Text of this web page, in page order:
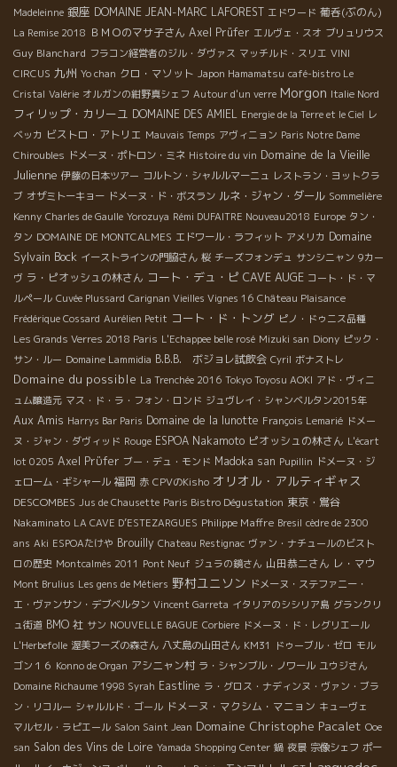
Madeleinne 銀座 DOMAINE JEAN-MARC LAFOREST エドワード 葡呑(ぶのん)
La Remise 2018 ＢＭＯのマサ子さん Axel Prüfer エルヴェ・スオ ブリュリウス
Guy Blanchard フラコン経営者のジル・ダヴァス マッチルド・スリエ VINI
CIRCUS 九州 Yo chan クロ・マソット Japon Hamamatsu café-bistro Le
Cristal Valérie オルガンの紺野真シェフ Autour d'un verre Morgon Italie Nord
フィリップ・カリーユ DOMAINE DES AMIEL Energie de la Terre et le Ciel レ
ベッカ ビストロ・アトリエ Mauvais Temps アヴィニョン Paris Notre Dame
Chiroubles ドメーヌ・ポトロン・ミネ Histoire du vin Domaine de la Vieille
Julienne 伊藤の日本ツアー コルトン・シャルルマーニュ レストラン・ヨットクラ
ブ オザミトーキョー ドメーヌ・ド・ボスラン ルネ・ジャン・ダール Sommelière
Kenny Charles de Gaulle Yorozuya Rémi DUFAITRE Nouveau2018 Europe タン・
タン DOMAINE DE MONTCALMES エドワール・ラフィット アメリカ Domaine
Sylvain Bock イーストラインの門脇さん 桜 チーズフォンデュ サンシニャン 9カー
ヴ ラ・ピオッシュの林さん コート・デュ・ピ CAVE AUGE コート・ド・マ
ルペール Cuvée Plussard Carignan Vieilles Vignes 16 Château Plaisance
Frédérique Cossard Aurélien Petit コート・ド・トング ピノ・ドゥニス品種
Les Grands Verres 2018 Paris L'Echappee belle rosé Mizuki san Diony ピック・
サン・ルー Domaine Lammidia B.B.B. ボジョレ試飲会 Cyril ボナストレ
Domaine du possible La Trenchée 2016 Tokyo Toyosu AOKI アド・ヴィニ
ュム醸造元 マス・ド・ラ・フォン・ロンド ジュヴレイ・シャンベルタン2015年
Aux Amis Harrys Bar Paris Domaine de la lunotte François Lemarié ドメー
ヌ・ジャン・ダヴィッド Rouge ESPOA Nakamoto ピオッシュの林さん L'écart
lot 0205 Axel Prϋfer ブー・デュ・モンド Madoka san Pupillin ドメーヌ・ジ
ェローム・ギシャール 福岡 赤 CPVのKisho オリオル・アルティギャス
DESCOMBES Jus de Chausette Paris Bistro Dégustation 東京・鴬谷
Nakaminato LA CAVE D’ESTEZARGUES Philippe Maffre Bresil cèdre de 2300
ans Aki ESPOAたけや Brouilly Chateau Restignac ヴァン・ナチュールのビスト
ロの歴史 Montcalmès 2011 Pont Neuf ジュラの鏡さん 山田恭二さん レ・マウ
Mont Brulius Les gens de Métiers 野村ユニソン ドメーヌ・ステファニー・
エ・ヴァンサン・デブベルタン Vincent Garreta イタリアのシシリア島 グランクリ
ュ街道 BMO 社 サン NOUVELLE BAGUE Corbiere ドメーヌ・ド・レグリエール
L'Herbefolle 渥美フーズの森さん 八丈島の山田さん KM31 ドゥーブル・ゼロ モル
ゴン１６ Konno de Organ アシニャン村 ラ・シャンブル・ノワール ユウジさん
Domaine Richaume 1998 Syrah Eastline ラ・グロス・ナディンヌ・ヴァン・ブラ
ン・リコルー シャルルド・ゴール ドメーヌ・マクシム・マニョン キューヴェ
マルセル・ラピエール Salon Saint Jean Domaine Christophe Pacalet Ooe
san Salon des Vins de Loire Yamada Shopping Center 鍋 夜景 宗像シェフ ポー